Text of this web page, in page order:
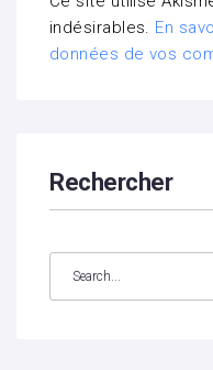
indésirables. En
données de vos
Rechercher